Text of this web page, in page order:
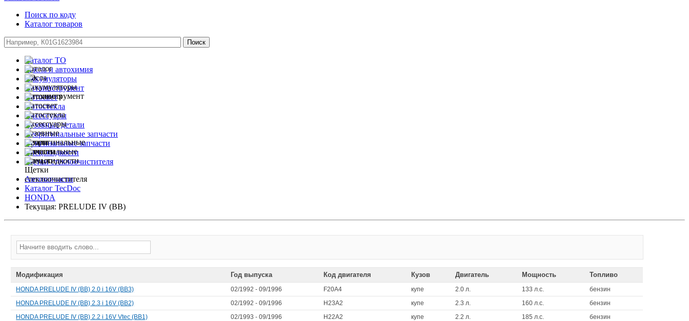
Поиск по коду
Каталог товаров
Каталог ТО
Масла и автохимия
Аккумуляторы
Автоинструмент
Автосвет
Автостекла
Аксессуары
Кузовные детали
Неоригинальные запчасти
Оригинальные запчасти
Спец.жидкости
Щетки стеклоочистителя
Автозапчасти
Каталог TecDoc
HONDA
Текущая: PRELUDE IV (BB)
Модификация Год выпуска Код двигателя Кузов Двигатель Мощность Топливо
HONDA PRELUDE IV (BB) 2.0 i 16V (BB3) 02/1992 - 09/1996 F20A4 купе 2.0 л. 133 л.с.
бензин
HONDA PRELUDE IV (BB) 2.3 i 16V (BB2)
02/1992 - 09/1996 H23A2 купе 2.3 л. 160 л.с.
бензин
HONDA PRELUDE IV (BB) 2.2 i 16V Vtec (BB1)
02/1993 - 09/1996 H22A2 купе 2.2 л. 185 л.с. бензин